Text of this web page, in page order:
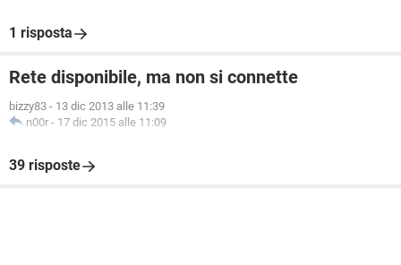
1 risposta
Rete disponibile, ma non si connette
bizzy83 - 13 dic 2013 alle 11:39
n00r - 17 dic 2015 alle 11:09
39 risposte